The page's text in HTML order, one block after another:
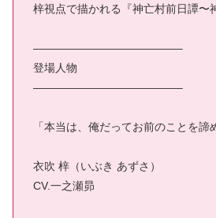
梓視点で描かれる『神亡村前日譚〜
—————————————–
登場人物
—————————————–
「本当は、俺だってお前のことを諦
衣吹 梓（いぶき あずさ）
CV.一之瀬昴